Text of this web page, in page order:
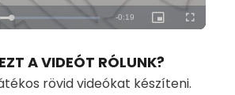
Loaded:
100.00%
A VIDEÓT RÓLUNK?
rövid videókat készíteni.